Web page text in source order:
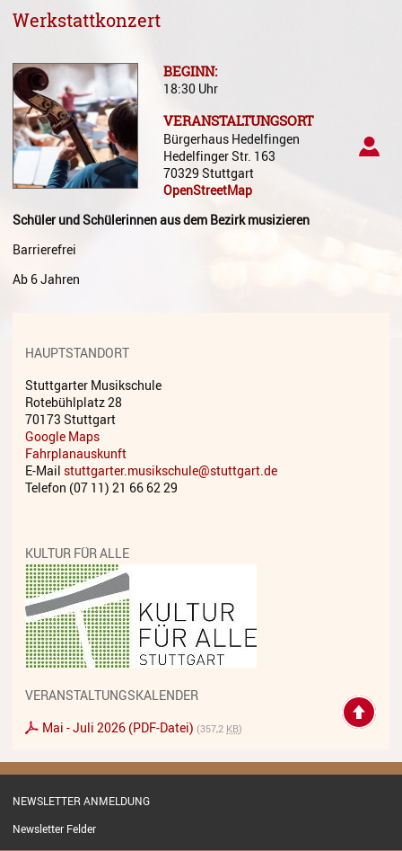
Instrumentenkarussell
Komposition
Musikproduktion, DJing und
Recording
Musiktheater - Stage
Streichinstrumente
Standorte
Ensembles
Gebühren
Werkstattkonzert
BEGINN:
18:30 Uhr
VERANSTALTUNGSORT
Bürgerhaus Hedelfingen
Hedelfinger Str. 163
70329 Stuttgart
OpenStreetMap
Schüler und Schülerinnen aus dem Bezirk musizieren
Barrierefrei
Ab 6 Jahren
HAUPTSTANDORT
Stuttgarter Musikschule
Rotebühlplatz 28
70173 Stuttgart
Google Maps
Fahrplanauskunft
E-Mail stuttgarter.musikschule@stuttgart.de
Telefon (07 11) 21 66 62 29
KULTUR FÜR ALLE
VERANSTALTUNGSKALENDER
Mai - Juli 2026 (PDF-Datei) (357,2 KB)
NEWSLETTER ANMELDUNG
Newsletter Felder